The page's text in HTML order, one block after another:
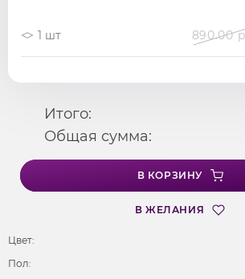
1 шт 890.00
Итого:
Общая сумма:
В КОРЗИНУ
В ЖЕЛАНИЯ
Цвет:
Пол: